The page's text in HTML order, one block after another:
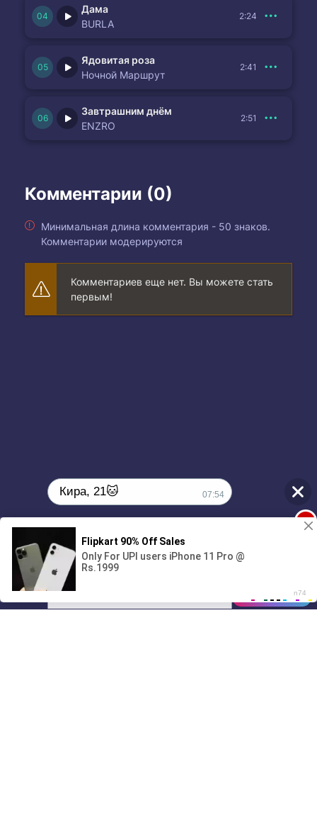
Дама
BURLA
2:24
Ядовитая роза
Ночной Маршрут
2:41
Завтрашним днём
ENZRO
2:51
Комментарии (0)
Минимальная длина комментария - 50 знаков.
Комментарии модерируются
Комментариев еще нет. Вы можете стать
первым!
01/07
00:00
Кира, 21🐱 07:54
Поиграешь со мной? 💖🐾
07:54
1